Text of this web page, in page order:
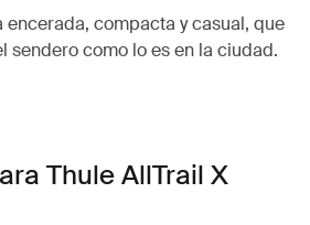
encerada, compacta y casual, que
sendero como lo es en la ciudad.
Thule AllTrail X